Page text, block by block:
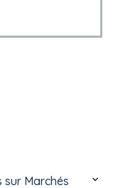
sur Marchés